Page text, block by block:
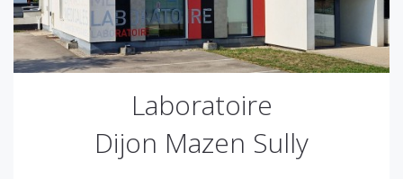
Laboratoire
Dijon Mazen Sully